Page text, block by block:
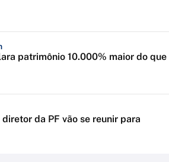
patrimônio 10.000% maior do que
da PF vão se reunir para